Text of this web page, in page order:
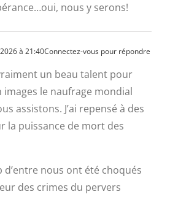
nous y serons!
à 21:40Connectez-vous pour répondre
un beau talent pour
images le naufrage mondial
assistons. J’ai repensé à des
la puissance de mort des
d’entre nous ont été choqués
des crimes du pervers